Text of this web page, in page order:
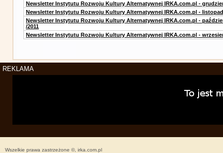
Newsletter Instytutu Rozwoju Kultury Alternatywnej IRKA.com.pl -
Newsletter Instytutu Rozwoju Kultury Alternatywnej IRKA.com.pl - listopad
Newsletter Instytutu Rozwoju Kultury Alternatywnej IRKA.com.pl -
/2011
Newsletter Instytutu Rozwoju Kultury Alternatywnej IRKA.com.pl -
REKLAMA
Wszelkie prawa zastrzeżone ©, irka.com.pl